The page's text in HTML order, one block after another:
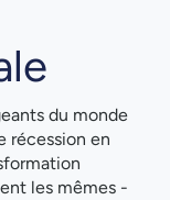
du monde
récession en
les mêmes -